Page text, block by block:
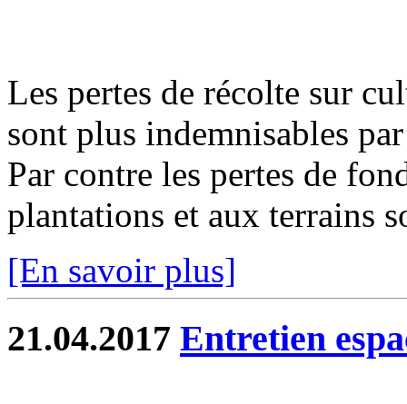
Les pertes de récolte sur
sont plus indemnisables
Par contre les pertes de
plantations et aux terrains
[En savoir plus]
21.04.2017 Entretien